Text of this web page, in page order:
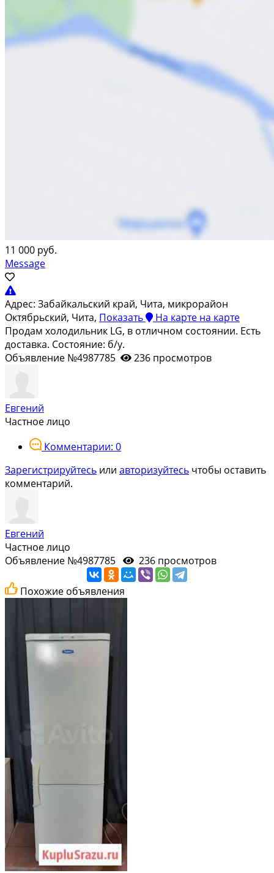
11 000 руб.
Message
Адрес: Забайкальский край, Чита, микрорайон
Октябрьский, Чита, Показать На карте на карте
Продам холодильник LG, в отличном состоянии. Есть
доставка. Состояние: б/у.
Объявление №4987785
236 просмотров
Евгений
Частное лицо
Комментарии: 0
Зарегистрируйтесь или авторизуйтесь чтобы оставить
комментарий.
Евгений
Частное лицо
Объявление №4987785
236 просмотров
Похожие объявления